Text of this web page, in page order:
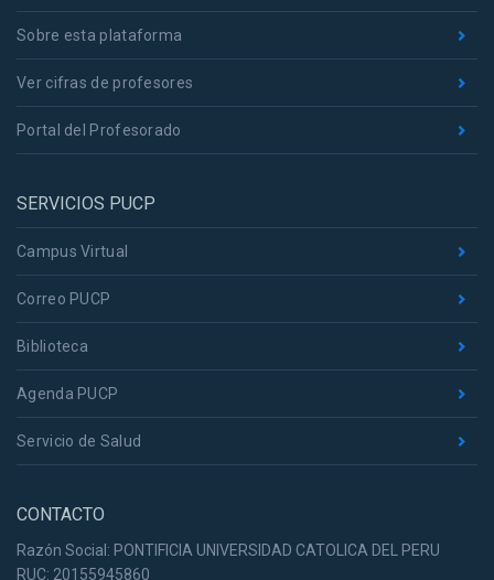
Sobre esta plataforma
Ver cifras de profesores
Portal del Profesorado
SERVICIOS PUCP
Campus Virtual
Correo PUCP
Biblioteca
Agenda PUCP
Servicio de Salud
CONTACTO
Razón Social: PONTIFICIA UNIVERSIDAD CATOLICA DEL PERU
RUC: 20155945860